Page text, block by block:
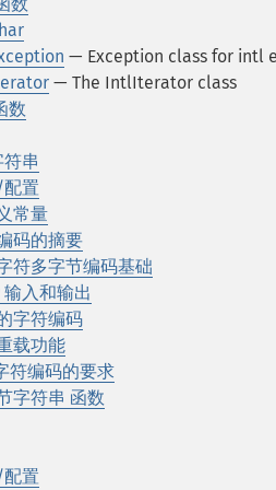
— Exception class for intl
— The IntlIterator class
数
串
置
常量
码的摘要
符多字节编码基础
输入和输出
字符编码
载功能
符编码的要求
字符串 函数
置